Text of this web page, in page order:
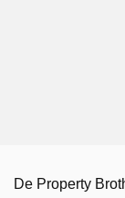
De Property